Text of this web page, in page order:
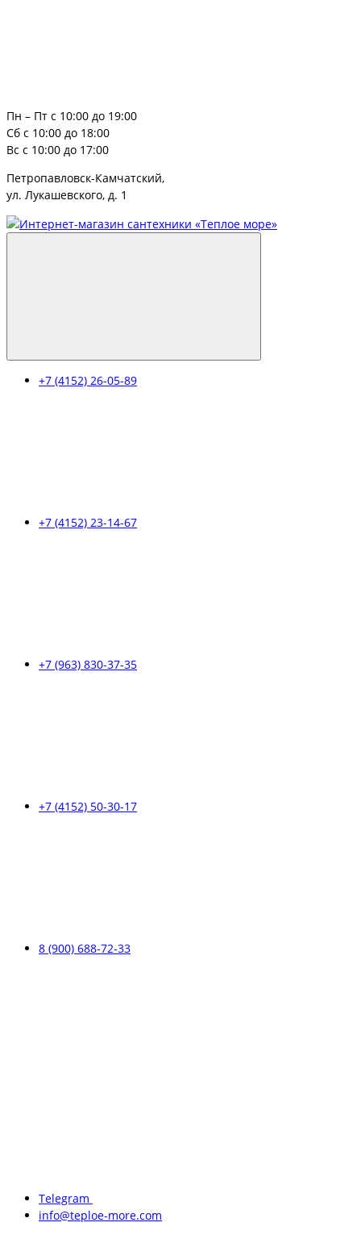
Пн – Пт с 10:00 до 19:00
Сб с 10:00 до 18:00
Вс с 10:00 до 17:00
Петропавловск-Камчатский,
ул. Лукашевского, д. 1
+7 (4152) 26-05-89
+7 (4152) 23-14-67
+7 (963) 830-37-35
+7 (4152) 50-30-17
8 (900) 688-72-33
Telegram
info@teploe-more.com